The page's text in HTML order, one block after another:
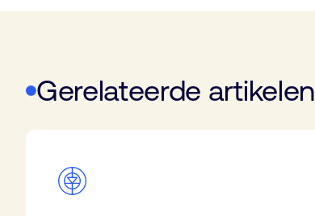
Gerelateerde artikelen